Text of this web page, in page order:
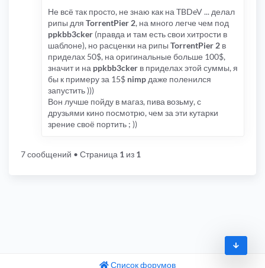
Не всё так просто, не знаю как на TBDeV ... делал
рипы для TorrentPier 2, на много легче чем под
ppkbb3cker (правда и там есть свои хитрости в
шаблоне), но расценки на рипы TorrentPier 2 в
приделах 50$, на оригинальные больше 100$,
значит и на ppkbb3cker в приделах этой суммы, я
бы к примеру за 15$ nimp даже поленился
запустить )))
Вон лучше пойду в магаз, пива возьму, с
друзьями кино посмотрю, чем за эти кутарки
зрение своё портить ; ))
7 сообщений • Страница 1 из 1
Список форумов